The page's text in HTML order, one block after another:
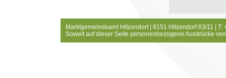
Marktgemeindeamt Hitzendorf | 8151 Hitzendorf 63/11 |
Soweit auf dieser Seite personenbezogene Ausdrücke